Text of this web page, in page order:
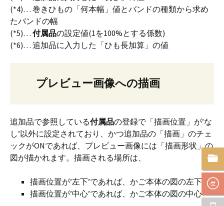
(*4)… 巻きひもの「何本幅」値とバンドの種類から求め
たバンドの幅
(*5)… 付属品の設定値(1を100%とする係数)
(*6)… 追加品に入力した「ひも長加算」の値
プレビュー画像への描画
追加品で参照している付属品の登録で「描画位置」が’な
し’以外に設定されており、かつ追加品の「描画」のチェ
ックがONであれば、プレビュー画像には「描画形状」の
図が描かれます。描画される場所は、
描画位置が’左下’であれば、かご本体の図の左下
描画位置が’中心’であれば、かご本体の図の中心